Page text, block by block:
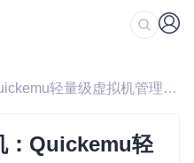
/ 3步搭建高效虚拟机：Quickemu轻量级虚拟机管理零基础实战指南
：Quickemu轻